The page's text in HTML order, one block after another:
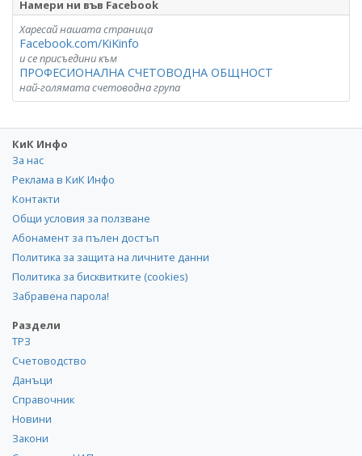
Намери ни във Facebook
Харесай нашата страница
Facebook.com/KiKinfo
и се присъедини към
ПРОФЕСИОНАЛНА СЧЕТОВОДНА ОБЩНОСТ
най-голямата счетоводна група
КиК Инфо
За нас
Реклама в КиК Инфо
Контакти
Общи условия за ползване
Абонамент за пълен достъп
Политика за защита на личните данни
Политика за бисквитките (cookies)
Забравена парола!
Раздели
ТРЗ
Счетоводство
Данъци
Справочник
Новини
Закони